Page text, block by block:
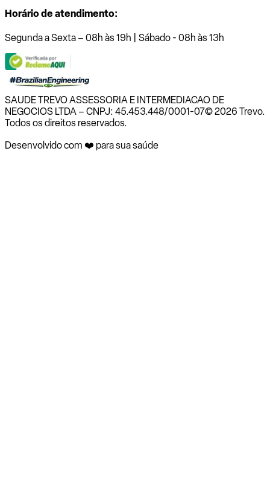
Horário de atendimento:
Segunda a Sexta – 08h às 19h | Sábado - 08h às 13h
SAUDE TREVO ASSESSORIA E INTERMEDIACAO DE
NEGOCIOS LTDA – CNPJ: 45.453.448/0001-07© 2026 Trevo.
Todos os direitos reservados.
Desenvolvido com ❤️ para sua saúde